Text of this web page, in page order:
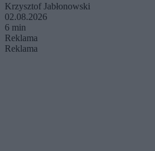
Krzysztof Jabłonowski
02.08.2026
6 min
Reklama
Reklama